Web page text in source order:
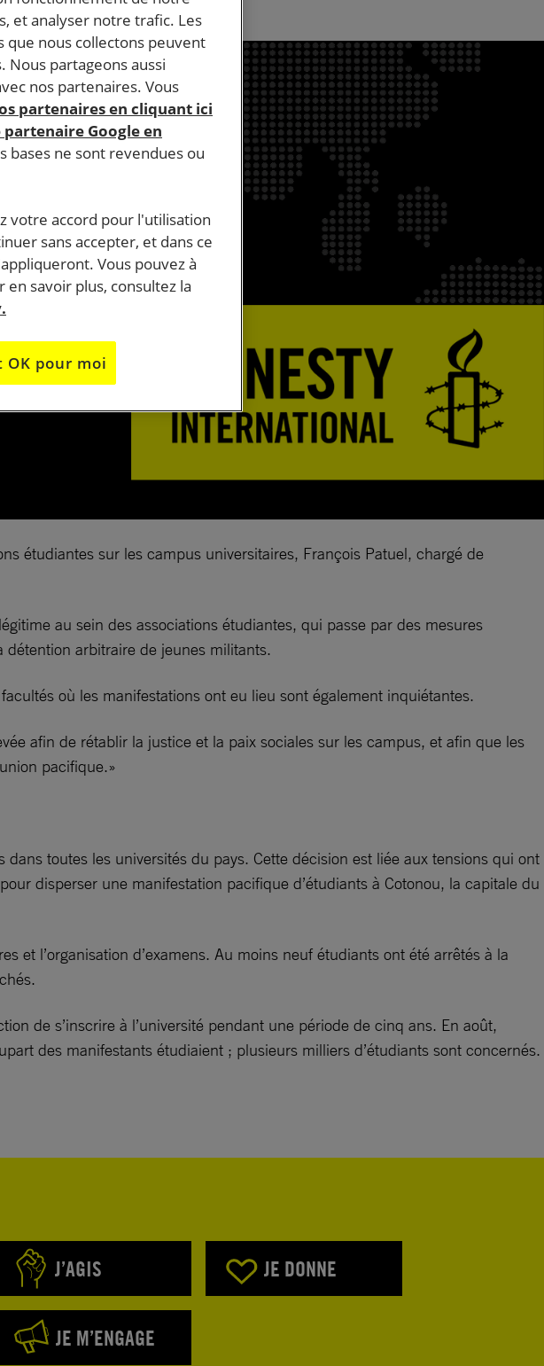
étudiantes sur les campus universitaires, François Patuel, chargé de
au sein des associations étudiantes, qui passe par des mesures
détention arbitraire de jeunes militants.
où les manifestations ont eu lieu sont également inquiétantes.
afin de rétablir la justice et la paix sociales sur les campus, et afin que les
pacifique.»
toutes les universités du pays. Cette décision est liée aux tensions qui ont
disperser une manifestation pacifique d’étudiants à Cotonou, la capitale du
et l’organisation d’examens. Au moins neuf étudiants ont été arrêtés à la
de s’inscrire à l’université pendant une période de cinq ans. En août,
des manifestants étudiaient ; plusieurs milliers d’étudiants sont concernés.
J’AGIS JE DONNE
JE M’ENGAGE
et analyser notre trafic. Les
que nous collectons peuvent
Nous partageons aussi
nos partenaires. Vous
partenaires en cliquant ici
Google en
bases ne sont revendues ou
votre accord pour l'utilisation
sans accepter, et dans ce
Vous pouvez à
savoir plus, consultez la
OK pour moi